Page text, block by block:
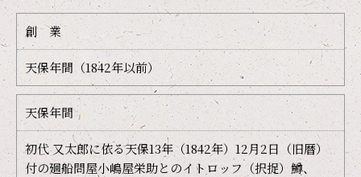
創 業
天保年間（1842年以前）
天保年間
初代 又太郎に依る天保13年（1842年）12月2日（旧暦）
付の廻船問屋小嶋屋栄助とのイトロッフ（択捉）鱒、